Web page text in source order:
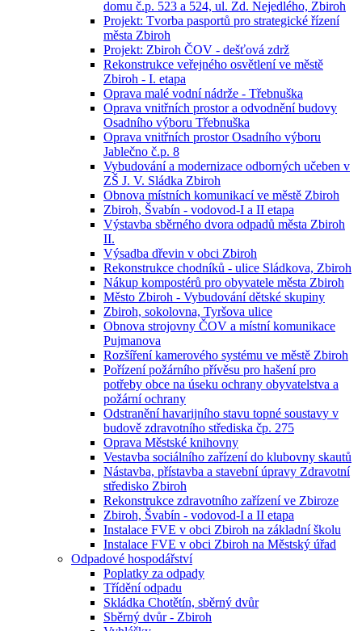
domu č.p. 523 a 524, ul. Zd. Nejedlého, Zbiroh
Projekt: Tvorba pasportů pro strategické řízení
města Zbiroh
Projekt: Zbiroh ČOV - dešťová zdrž
Rekonstrukce veřejného osvětlení ve městě
Zbiroh - I. etapa
Oprava malé vodní nádrže - Třebnuška
Oprava vnitřních prostor a odvodnění budovy
Osadního výboru Třebnuška
Oprava vnitřních prostor Osadního výboru
Jablečno č.p. 8
Vybudování a modernizace odborných učeben v
ZŠ J. V. Sládka Zbiroh
Obnova místních komunikací ve městě Zbiroh
Zbiroh, Švabín - vodovod-I a II etapa
Výstavba sběrného dvora odpadů města Zbiroh
II.
Výsadba dřevin v obci Zbiroh
Rekonstrukce chodníků - ulice Sládkova, Zbiroh
Nákup kompostérů pro obyvatele města Zbiroh
Město Zbiroh - Vybudování dětské skupiny
Zbiroh, sokolovna, Tyršova ulice
Obnova strojovny ČOV a místní komunikace
Pujmanova
Rozšíření kamerového systému ve městě Zbiroh
Pořízení požárního přívěsu pro hašení pro
potřeby obce na úseku ochrany obyvatelstva a
požární ochrany
Odstranění havarijního stavu topné soustavy v
budově zdravotního střediska čp. 275
Oprava Městské knihovny
Vestavba sociálního zařízení do klubovny skautů
Nástavba, přístavba a stavební úpravy Zdravotní
středisko Zbiroh
Rekonstrukce zdravotního zařízení ve Zbiroze
Zbiroh, Švabín - vodovod-I a II etapa
Instalace FVE v obci Zbiroh na základní školu
Instalace FVE v obci Zbiroh na Městský úřad
Odpadové hospodářství
Poplatky za odpady
Třídění odpadu
Skládka Chotětín, sběrný dvůr
Sběrný dvůr - Zbiroh